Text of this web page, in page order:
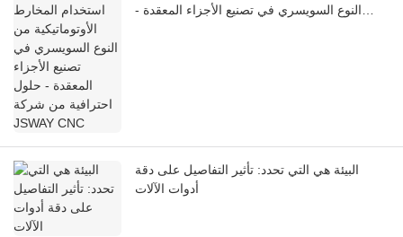
النوع السويسري في تصنيع الأجزاء المعقدة -
البيئة هي التي تحدد: تأثير التفاصيل على دقة
أدوات الآلات